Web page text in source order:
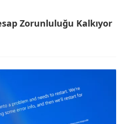
Zorunluluğu Kalkıyor